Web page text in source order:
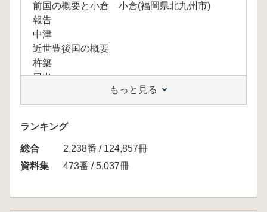
前国の概要と小倉 小倉(福岡県北九州市)
報告
中津
近世豊後国の概要
杵築
日出
臼杵
日田
岡
佐伯
もっと見る
ランキング
総合
2,238番 / 124,857冊
資料集
473番 / 5,037冊